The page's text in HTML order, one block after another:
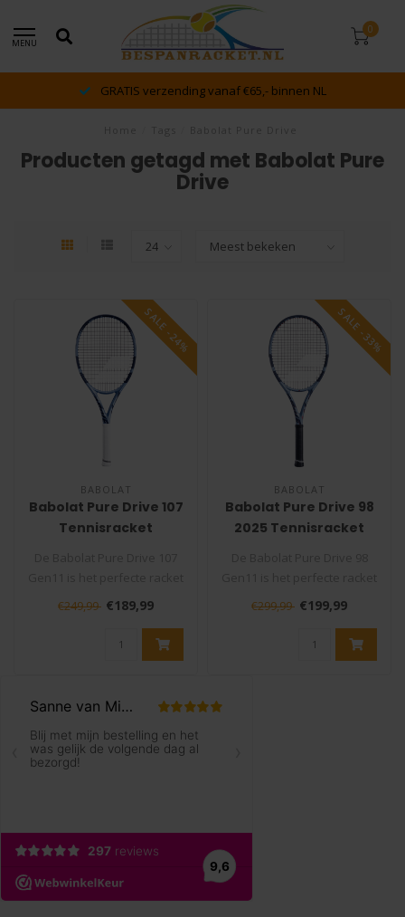
MENU
0
GRATIS verzending vanaf €65,- binnen NL
Producten getagd met Babolat Pure
Drive
SALE -24%
BABOLAT
Babolat Pure Drive 107
Tennisracket
voor spelers die kracht e..
€249,99 €189,99
SALE -33%
BABOLAT
Babolat Pure Drive 98
2025 Tennisracket
voor spelers die kracht en..
€299,99 €199,99